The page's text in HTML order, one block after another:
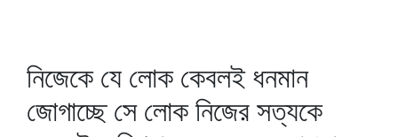
নিজেকে যে লোক কেবলই ধনমান
জোগাচ্ছে সে লোক নিজের সত্যকে